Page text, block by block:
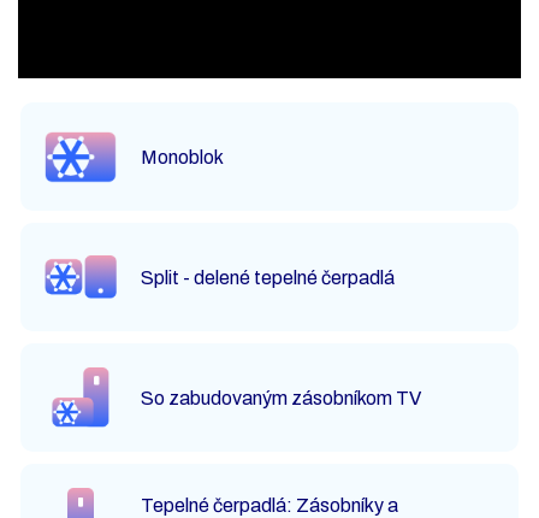
Monoblok
Split - delené tepelné čerpadlá
So zabudovaným zásobníkom TV
Tepelné čerpadlá: Zásobníky a